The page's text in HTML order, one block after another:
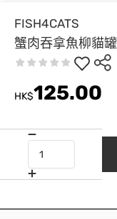
FISH4CATS
蟹肉吞拿魚柳貓
HK$125.00